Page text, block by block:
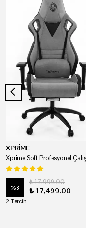
XPRİME
%3
₺ 17,999.00
₺ 17,499.00
2 Tercih